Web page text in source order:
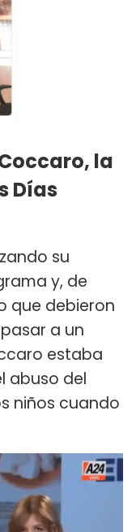
la
Días
su
y, de
que debieron
a un
estaba
abuso del
niños cuando